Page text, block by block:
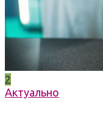
2
Актуально